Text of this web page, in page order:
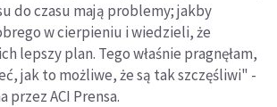
do czasu mają problemy; jakby
w cierpieniu i wiedzieli, że
lepszy plan. Tego właśnie pragnęłam,
jak to możliwe, że są tak szczęśliwi" -
przez ACI Prensa.